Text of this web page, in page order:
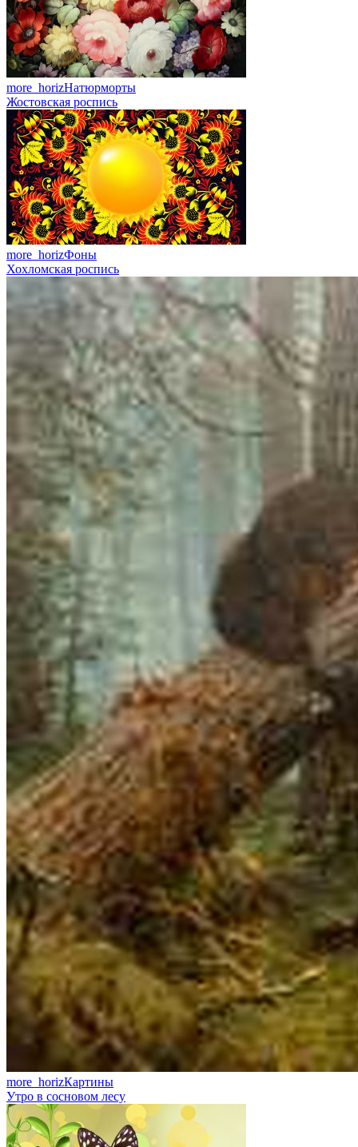
more_horizНатюрморты
Жостовская роспись
more_horizФоны
Хохломская роспись
more_horizКартины
Утро в сосновом лесу